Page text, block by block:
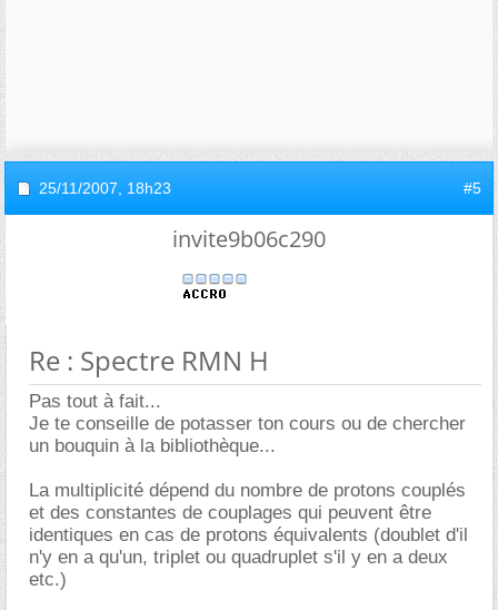
25/11/2007, 18h23 #5
invite9b06c290
Re : Spectre RMN H
Pas tout à fait...
Je te conseille de potasser ton cours ou de chercher
un bouquin à la bibliothèque...
La multiplicité dépend du nombre de protons couplés
et des constantes de couplages qui peuvent être
identiques en cas de protons équivalents (doublet d'il
n'y en a qu'un, triplet ou quadruplet s'il y en a deux
etc.)